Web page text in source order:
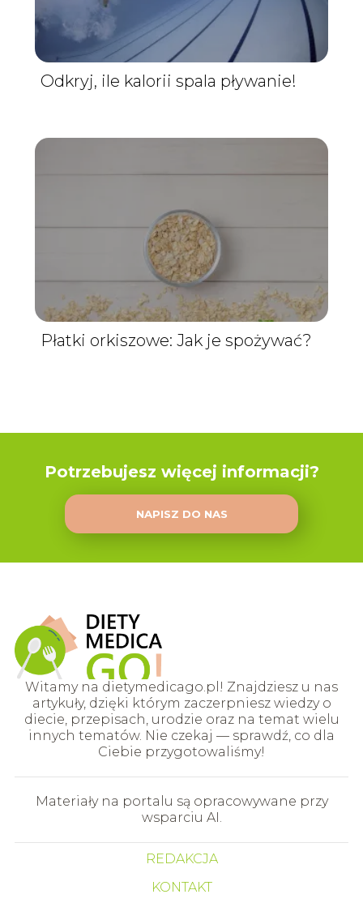
Odkryj, ile kalorii spala pływanie!
Płatki orkiszowe: Jak je spożywać?
Potrzebujesz więcej informacji?
NAPISZ DO NAS
Witamy na dietymedicago.pl! Znajdziesz u nas
artykuły, dzięki którym zaczerpniesz wiedzy o
diecie, przepisach, urodzie oraz na temat wielu
innych tematów. Nie czekaj — sprawdź, co dla
Ciebie przygotowaliśmy!
Materiały na portalu są opracowywane przy
wsparciu AI.
REDAKCJA
KONTAKT